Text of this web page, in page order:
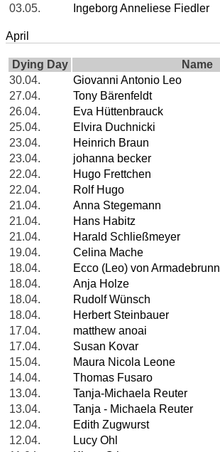
03.05.
Ingeborg Anneliese Fiedler
April
Dying Day
Name
30.04.
Giovanni Antonio Leo
27.04.
Tony Bärenfeldt
26.04.
Eva Hüttenbrauck
25.04.
Elvira Duchnicki
23.04.
Heinrich Braun
23.04.
johanna becker
22.04.
Hugo Frettchen
22.04.
Rolf Hugo
21.04.
Anna Stegemann
21.04.
Hans Habitz
21.04.
Harald Schließmeyer
19.04.
Celina Mache
18.04.
Ecco (Leo) von Armadebrunn
18.04.
Anja Holze
18.04.
Rudolf Wünsch
18.04.
Herbert Steinbauer
17.04.
matthew anoai
17.04.
Susan Kovar
15.04.
Maura Nicola Leone
14.04.
Thomas Fusaro
13.04.
Tanja-Michaela Reuter
13.04.
Tanja - Michaela Reuter
12.04.
Edith Zugwurst
12.04.
Lucy Ohl